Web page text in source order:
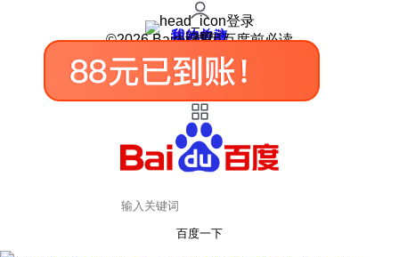
登录
我的关注
我的收藏
皮肤中心
用户反馈
设置
©2026 Baidu 使用百度前必读
百度一下